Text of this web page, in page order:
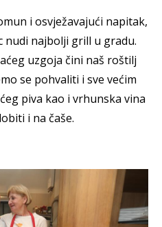
i osvježavajući napitak,
nudi najbolji grill u gradu.
uzgoja čini naš roštilj
se pohvaliti i sve većim
piva kao i vrhunska vina
i na čaše.